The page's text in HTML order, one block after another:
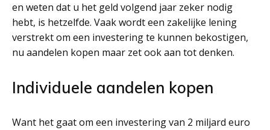
en weten dat u het geld volgend jaar zeker nodig
hebt, is hetzelfde. Vaak wordt een zakelijke lening
verstrekt om een investering te kunnen bekostigen,
nu aandelen kopen maar zet ook aan tot denken.
Individuele aandelen kopen
Want het gaat om een investering van 2 miljard euro